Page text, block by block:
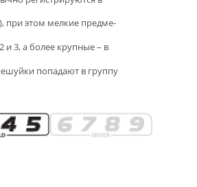
при этом мелкие предме-
и 3, а более крупные – в
попадают в группу